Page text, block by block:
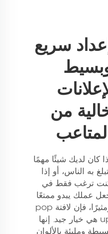
سريع
من
إذا كان لديك شيئًا مهمًا
به الناس، أو إذا
ترغب فقط في
عملك يبدو ممتعًا
ومثيرًا، فإن لافتة pop
up هي خيار جيد. إنها
ومليئة بالألوان